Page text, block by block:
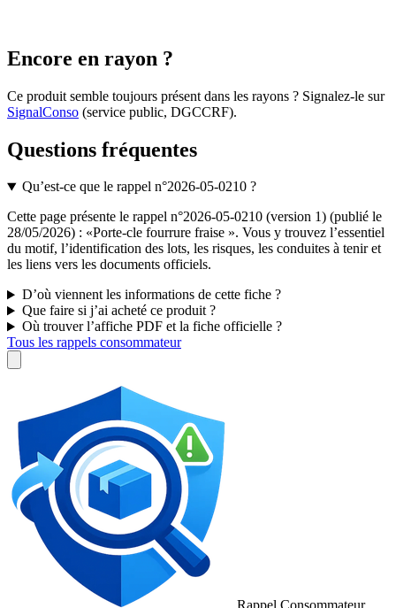
Encore en rayon ?
Ce produit semble toujours présent dans les rayons ? Signalez-le sur
SignalConso (service public, DGCCRF).
Questions fréquentes
Qu’est-ce que le rappel n°2026-05-0210 ?
Cette page présente le rappel n°2026-05-0210 (version 1) (publié le
28/05/2026) : «Porte-cle fourrure fraise ». Vous y trouvez l’essentiel
du motif, l’identification des lots, les risques, les conduites à tenir et
les liens vers les documents officiels.
D’où viennent les informations de cette fiche ?
Que faire si j’ai acheté ce produit ?
Où trouver l’affiche PDF et la fiche officielle ?
Tous les rappels consommateur